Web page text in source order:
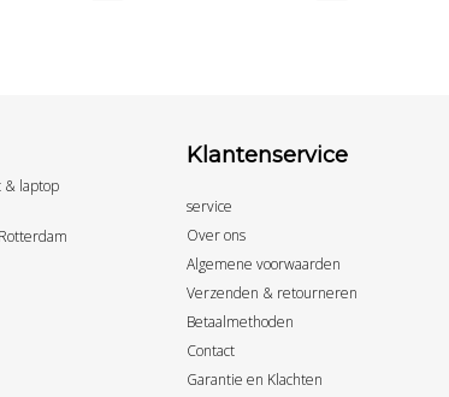
& laptop
Klantenservice
service
Over ons
Algemene voorwaarden
Verzenden & retourneren
Betaalmethoden
Contact
Garantie en Klachten